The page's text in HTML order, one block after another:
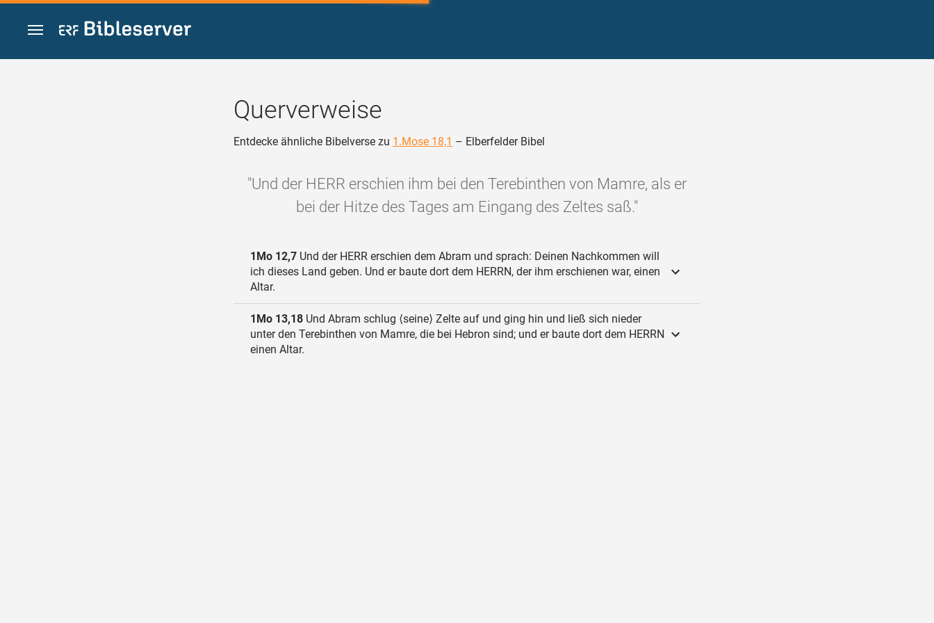
Zum Inhalt springen
Querverweise
Entdecke ähnliche Bibelverse zu 1.Mose 18,1 – Elberfelder Bibel
"Und der HERR erschien ihm bei den Terebinthen von Mamre, als er
bei der Hitze des Tages am Eingang des Zeltes saß."
1Mo 12,7 Und der HERR erschien dem Abram und sprach: Deinen Nachkommen will
ich dieses Land geben. Und er baute dort dem HERRN, der ihm erschienen war, einen
Altar.
1Mo 13,18 Und Abram schlug ⟨seine⟩ Zelte auf und ging hin und ließ sich nieder
unter den Terebinthen von Mamre, die bei Hebron sind; und er baute dort dem HERRN
einen Altar.